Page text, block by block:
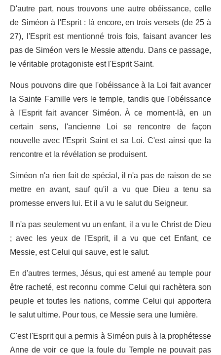
D'autre part, nous trouvons une autre obéissance, celle
de Siméon à l'Esprit : là encore, en trois versets (de 25 à
27), l'Esprit est mentionné trois fois, faisant avancer les
pas de Siméon vers le Messie attendu. Dans ce passage,
le véritable protagoniste est l'Esprit Saint.
Nous pouvons dire que l'obéissance à la Loi fait avancer
la Sainte Famille vers le temple, tandis que l'obéissance
à l'Esprit fait avancer Siméon. À ce moment-là, en un
certain sens, l'ancienne Loi se rencontre de façon
nouvelle avec l'Esprit Saint et sa Loi. C'est ainsi que la
rencontre et la révélation se produisent.
Siméon n'a rien fait de spécial, il n'a pas de raison de se
mettre en avant, sauf qu'il a vu que Dieu a tenu sa
promesse envers lui. Et il a vu le salut du Seigneur.
Il n'a pas seulement vu un enfant, il a vu le Christ de Dieu
; avec les yeux de l'Esprit, il a vu que cet Enfant, ce
Messie, est Celui qui sauve, est le salut.
En d'autres termes, Jésus, qui est amené au temple pour
être racheté, est reconnu comme Celui qui rachètera son
peuple et toutes les nations, comme Celui qui apportera
le salut ultime. Pour tous, ce Messie sera une lumière.
C'est l'Esprit qui a permis à Siméon puis à la prophétesse
Anne de voir ce que la foule du Temple ne pouvait pas